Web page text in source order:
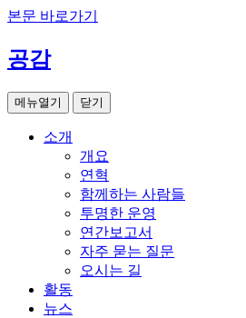
본문 바로가기
공감
메뉴열기 닫기
소개
개요
연혁
함께하는 사람들
투명한 운영
연간보고서
자주 묻는 질문
오시는 길
활동
뉴스